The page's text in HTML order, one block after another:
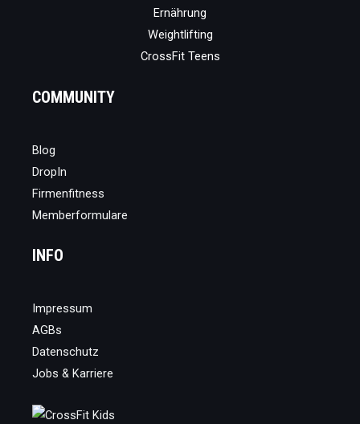
Ernährung
Weightlifting
CrossFit Teens
COMMUNITY
Blog
DropIn
Firmenfitness
Memberformulare
INFO
Impressum
AGBs
Datenschutz
Jobs & Karriere